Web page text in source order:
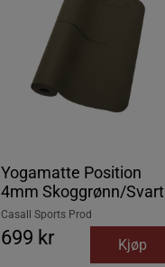
Yogamatte Position
4mm Skoggrønn/Svart
Casall Sports Prod
699 kr Kjøp